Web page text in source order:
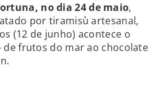
no dia 24 de maio,
por tiramisù artesanal,
(12 de junho) acontece o
de frutos do mar ao chocolate